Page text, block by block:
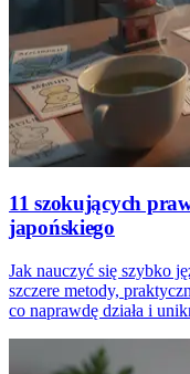
11 szokujących
japońskiego
Jak nauczyć się szybko
szczere metody,
co naprawdę działa i